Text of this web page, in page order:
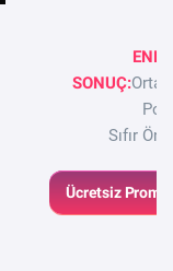
SONUÇ:
Sıfır
Ücretsiz